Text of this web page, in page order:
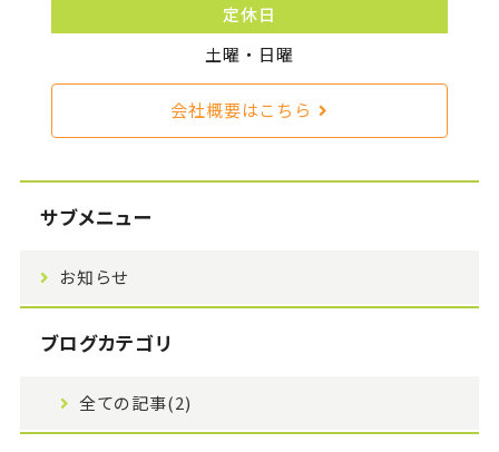
定休日
土曜・日曜
会社概要はこちら
サブメニュー
お知らせ
ブログカテゴリ
全ての記事(2)